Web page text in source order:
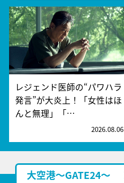
レジェンド医師の“パワハラ
発言”が大炎上！「女性はほ
んと無理」「…
2026.08.06
大空港～GATE24～